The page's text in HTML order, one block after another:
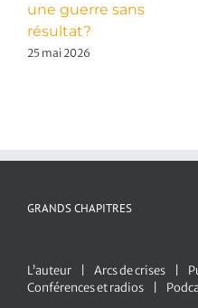
une guerre sans
résultat?
25 mai 2026
GRANDS CHAPITRES
L’auteur Arcs de crises
Conférences et radios